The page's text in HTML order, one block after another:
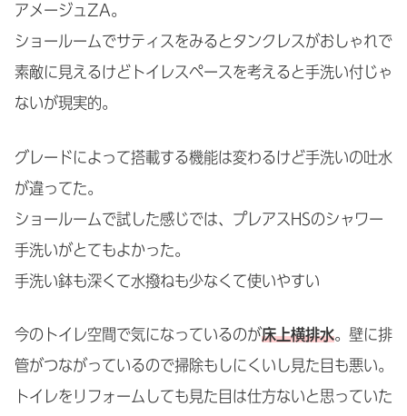
アメージュZA。
ショールームでサティスをみるとタンクレスがおしゃれで
素敵に見えるけどトイレスペースを考えると手洗い付じゃ
ないが現実的。
グレードによって搭載する機能は変わるけど手洗いの吐水
が違ってた。
ショールームで試した感じでは、プレアスHSのシャワー
手洗いがとてもよかった。
手洗い鉢も深くて水撥ねも少なくて使いやすい
今のトイレ空間で気になっているのが床上横排水。壁に排
管がつながっているので掃除もしにくいし見た目も悪い。
トイレをリフォームしても見た目は仕方ないと思っていた